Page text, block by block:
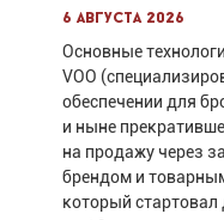
6 августа 2026
Основные
VOO
обеспечении для
и ныне
на продажу через
брендом и
который стартовал